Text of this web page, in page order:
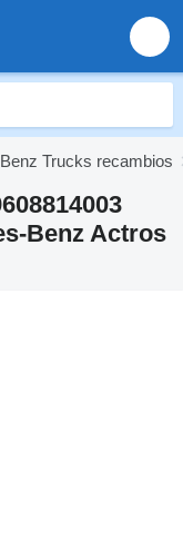
Trucks recambios
Benz Actros